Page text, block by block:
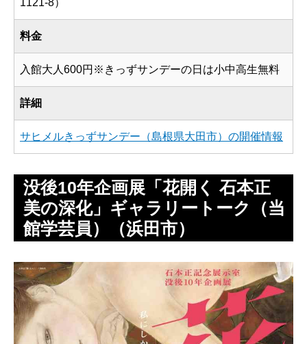
1121-8）
料金
入館大人600円※きっずサンデーの日は小中高生無料
詳細
サヒメルきっずサンデー（島根県大田市）の開催情報
没後10年企画展「花開く 石本正
美の深化」ギャラリートーク（当
館学芸員）（浜田市）